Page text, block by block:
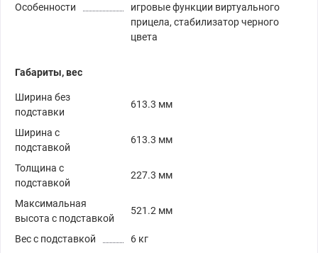
Особенности
игровые функции виртуального
прицела, стабилизатор черного
цвета
Габариты, вес
Ширина без
подставки
613.3 мм
Ширина с
подставкой
613.3 мм
Толщина с
подставкой
227.3 мм
Максимальная
высота с подставкой
521.2 мм
Вес с подставкой 6 кг